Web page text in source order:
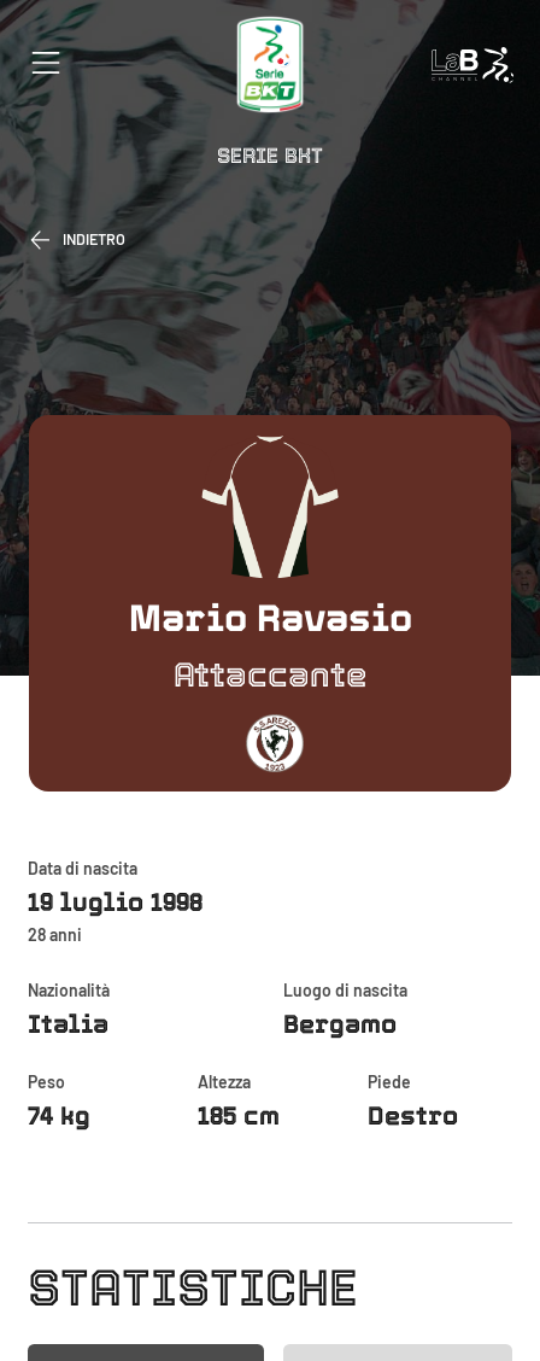
SERIE BKT
INDIETRO
Mario Ravasio
Attaccante
Data di nascita
19 luglio 1998
28 anni
Nazionalità
Italia
Luogo di nascita
Bergamo
Peso
74 kg
Altezza
185 cm
Piede
Destro
STATISTICHE